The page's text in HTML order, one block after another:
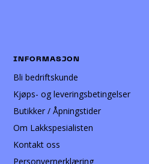
INFORMASJON
Bli bedriftskunde
Kjøps- og leveringsbetingelser
Butikker / Åpningstider
Om Lakkspesialisten
Kontakt oss
Personvernerklæring